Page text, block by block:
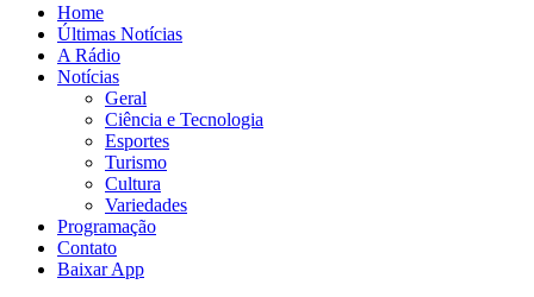
Home
Últimas Notícias
A Rádio
Notícias
Geral
Ciência e Tecnologia
Esportes
Turismo
Cultura
Variedades
Programação
Contato
Baixar App